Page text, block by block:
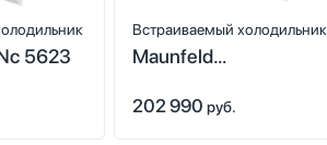
5623
Встраиваемый холодильник
Maunfeld
Inverter
202 990 руб.